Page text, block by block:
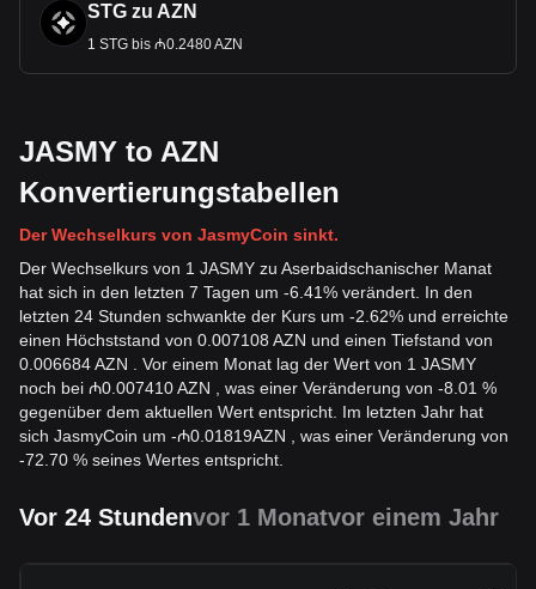
STG zu AZN
1 STG bis ₼0.2480 AZN
JASMY to AZN
Konvertierungstabellen
Der Wechselkurs von JasmyCoin sinkt.
Der Wechselkurs von 1 JASMY zu Aserbaidschanischer Manat
hat sich in den letzten 7 Tagen um -6.41% verändert. In den
letzten 24 Stunden schwankte der Kurs um -2.62% und erreichte
einen Höchststand von 0.007108 AZN und einen Tiefstand von
0.006684 AZN . Vor einem Monat lag der Wert von 1 JASMY
noch bei ₼0.007410 AZN , was einer Veränderung von -8.01 %
gegenüber dem aktuellen Wert entspricht. Im letzten Jahr hat
sich JasmyCoin um -₼0.01819AZN , was einer Veränderung von
-72.70 % seines Wertes entspricht.
Vor 24 Stundenvor 1 Monatvor einem Jahr